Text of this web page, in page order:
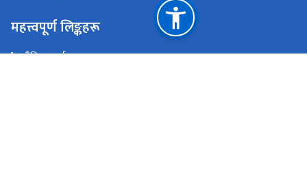
महत्त्वपूर्ण लिङ्कहरू
भौतिक पूर्वाधार तथा यातायात मन्त्रालय